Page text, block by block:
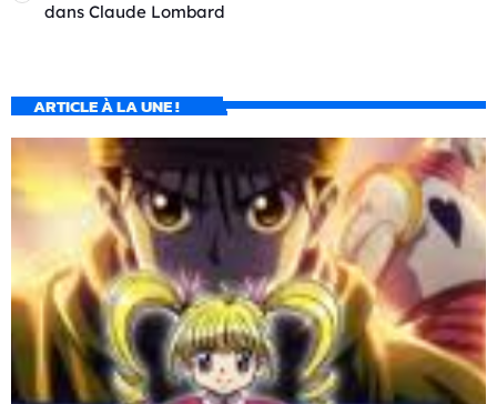
dans Claude Lombard
ARTICLE À LA UNE !